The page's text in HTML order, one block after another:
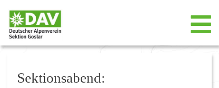
Sektionsabend: